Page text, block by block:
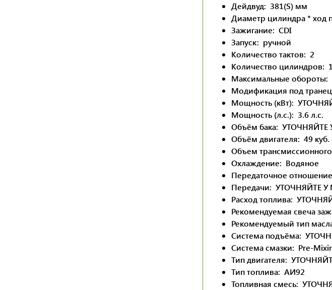
Дейдвуд: 381(S) мм
Диаметр цилиндра * ход
Зажигание: CDI
Запуск: ручной
Количество тактов: 2
Количество цилиндров: 1
Максимальные обороты:
Модификация под транец
Мощность (кВт):
Мощность (л.с.): 3.6 л.с.
Объём бака: УТОЧНЯЙТЕ
Объём двигателя: 49
Объем
Охлаждение: Водяное
Передаточное
Передачи: УТОЧНЯЙТЕ
Расход топлива:
Рекомендуемая свеча
Рекомендуемый тип
Система подъёма:
Система смазки: Pre-
Тип двигателя:
Тип топлива: АИ92
Топливная смесь: